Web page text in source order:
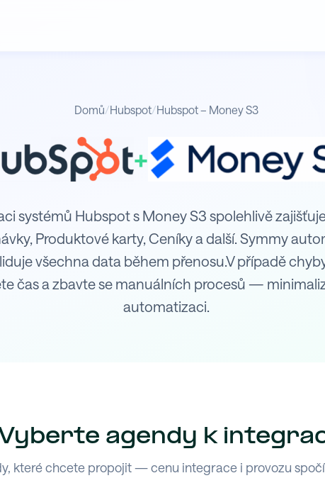
Domů/Hubspot/Hubspot – Money S3
+
systémů Hubspot s Money S3 spolehlivě
Produktové karty, Ceníky a další. Symmy
všechna data během přenosu.V případě
čas a zbavte se manuálních procesů —
automatizaci.
agendy k
které chcete propojit — cenu integrace i provozu